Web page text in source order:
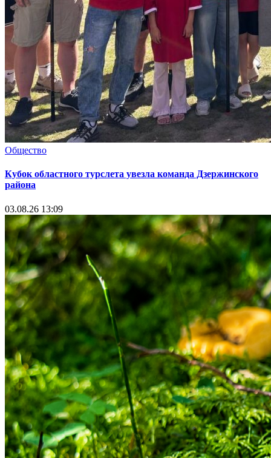
Общество
Кубок областного турслета увезла команда Дзержинского
района
03.08.26 13:09